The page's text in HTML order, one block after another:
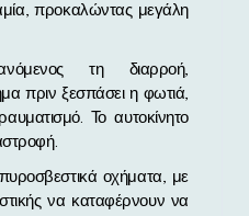
προκαλώντας μεγάλη
τη διαρροή,
πριν ξεσπάσει η φωτιά,
Το αυτοκίνητο
οχήματα, με
να καταφέρνουν να